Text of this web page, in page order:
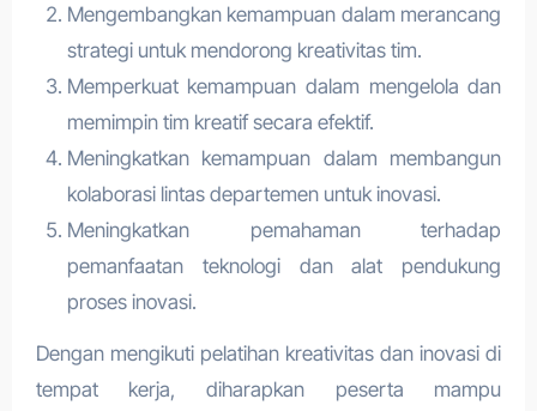
Mengembangkan kemampuan dalam merancang
strategi untuk mendorong kreativitas tim.
Memperkuat kemampuan dalam mengelola dan
memimpin tim kreatif secara efektif.
Meningkatkan kemampuan dalam membangun
kolaborasi lintas departemen untuk inovasi.
Meningkatkan pemahaman terhadap
pemanfaatan teknologi dan alat pendukung
proses inovasi.
Dengan mengikuti pelatihan kreativitas dan inovasi di
tempat kerja, diharapkan peserta mampu